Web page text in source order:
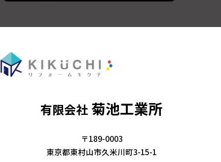
有限会社 菊池工業所
〒189-0003
東京都東村山市久米川町3-15-1